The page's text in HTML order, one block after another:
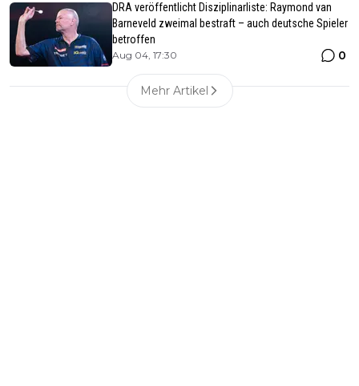
DRA veröffentlicht Disziplinarliste: Raymond van
Barneveld zweimal bestraft – auch deutsche Spieler
betroffen
Aug 04, 17:30 0
Mehr Artikel